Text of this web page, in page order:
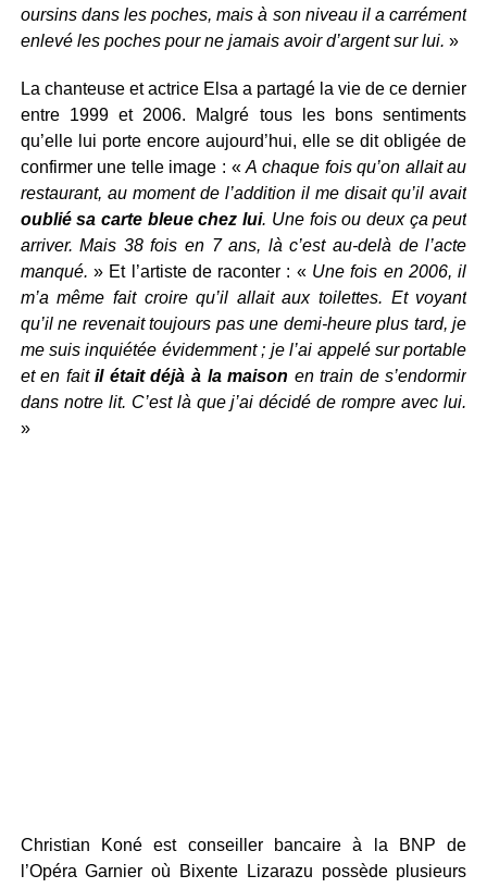
oursins dans les poches, mais à son niveau il a carrément
enlevé les poches pour ne jamais avoir d’argent sur lui. »
La chanteuse et actrice Elsa a partagé la vie de ce dernier
entre 1999 et 2006. Malgré tous les bons sentiments
qu’elle lui porte encore aujourd’hui, elle se dit obligée de
confirmer une telle image : «A chaque fois qu’on allait au
restaurant, au moment de l’addition il me disait qu’il avait
oublié sa carte bleue chez lui. Une fois ou deux ça peut
arriver. Mais 38 fois en 7 ans, là c’est au-delà de l’acte
manqué. » Et l’artiste de raconter : « Une fois en 2006, il
m’a même fait croire qu’il allait aux toilettes. Et voyant
qu’il ne revenait toujours pas une demi-heure plus tard, je
me suis inquiétée évidemment ; je l’ai appelé sur portable
et en faitil était déjà à la maison en train de s’endormir
dans notre lit. C’est là que j’ai décidé de rompre avec lui.
»
Christian Koné est conseiller bancaire à la BNP de
l’Opéra Garnier où Bixente Lizarazu possède plusieurs